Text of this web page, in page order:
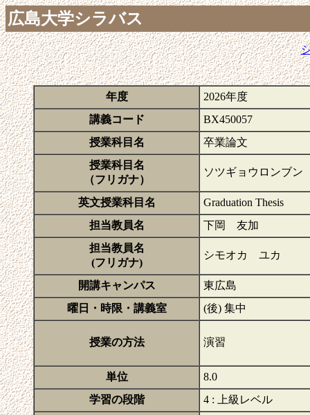
広島大学シラバス
年度
2026年度
講義コード
BX450057
授業科目名
卒業論文
授業科目名
（フリガナ）
ソツギョウロンブン
英文授業科目名
Graduation Thesis
担当教員名
下岡 友加
担当教員名
(フリガナ)
シモオカ ユカ
開講キャンパス
東広島
曜日・時限・講義室
(後) 集中
授業の方法 演習
単位
8.0
学習の段階
4 : 上級レベル